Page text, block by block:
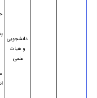
دانشجویی
و هیات
علمی